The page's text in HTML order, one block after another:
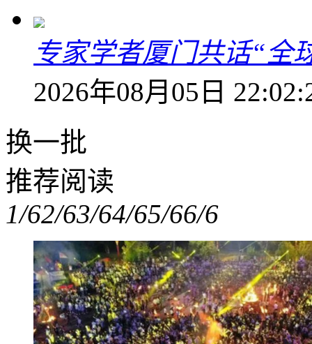
专家学者厦门共话“全
2026年08月05日
换一批
推荐阅读
1/62/63/64/65/66/6